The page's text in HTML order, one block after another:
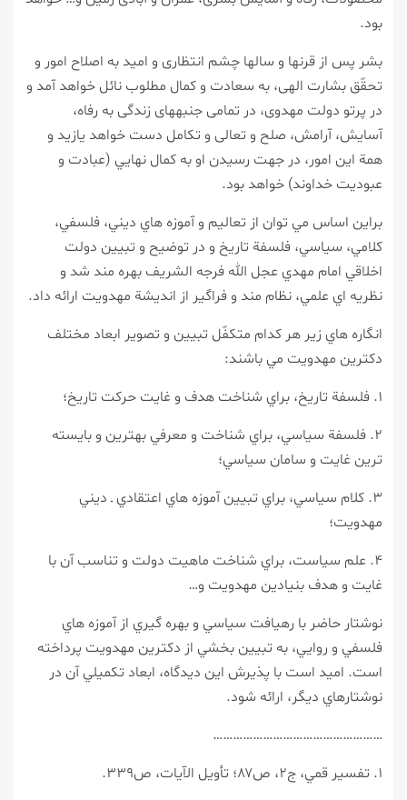
بود.
بشر پس از قرن‏ها و سال‏ها چشم انتظارى و اميد به اصلاح امور و
تحقّق بشارت الهى، به سعادت و كمال مطلوب نائل خواهد آمد و
در پرتو دولت مهدوى، در تمامى جنبه‏هاى زندگى به رفاه،
آسايش، آرامش، صلح و تعالى و تكامل دست خواهد يازيد و
همة اين امور، در جهت رسيدن او به كمال نهايي (عبادت و
عبوديت خداوند) خواهد بود.
براين اساس مي توان از تعاليم و آموزه هاي ديني، فلسفي،
كلامي، سياسي، فلسفة تاريخ و در توضيح و تبيين دولت
اخلاقي امام مهدي عجل الله فرجه الشريف بهره مند شد و
نظريه اي علمي، نظام مند و فراگير از انديشة مهدويت ارائه داد.
انگاره هاي زير هر كدام متكفّل تبيين و تصوير ابعاد مختلف
دكترين مهدويت مي باشند:
۱. فلسفة تاريخ، براي شناخت هدف و غايت حركت تاريخ؛
۲. فلسفة سياسي، براي شناخت و معرفي بهترين و بايسته
ترين غايت و سامان سياسي؛
۳. كلام سياسي، براي تبيين آموزه هاي اعتقادي ـ ديني
مهدويت؛
۴. علم سياست، براي شناخت ماهيت دولت و تناسب آن با
غايت و هدف بنيادين مهدويت و…
نوشتار حاضر با رهيافت سياسي و بهره گيري از آموزه هاي
فلسفي و روايي، به تبيين بخشي از دكترين مهدويت پرداخته
است. اميد است با پذيرش اين ديدگاه، ابعاد تكميلي آن در
نوشتارهاي ديگر، ارائه شود.
……………………………………………
۱. تفسير قمي، ج۲، ص۸۷؛ تأويل الآيات، ص۳۳۹.